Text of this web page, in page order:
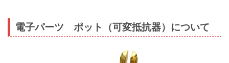
電子パーツ ポット（可変抵抗器）について